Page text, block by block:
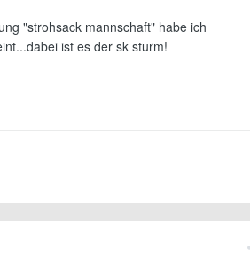
"strohsack mannschaft" habe ich
ist es der sk sturm!